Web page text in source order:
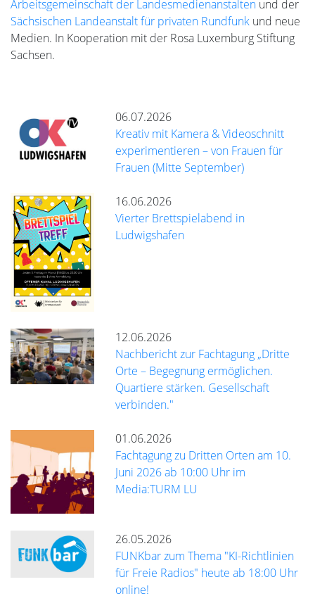
Arbeitsgemeinschaft der Landesmedienanstalten und der
Sächsischen Landeanstalt für privaten Rundfunk und neue
Medien. In Kooperation mit der Rosa Luxemburg Stiftung
Sachsen.
06.07.2026
Kreativ mit Kamera & Videoschnitt
experimentieren – von Frauen für
Frauen (Mitte September)
16.06.2026
Vierter Brettspielabend in
Ludwigshafen
12.06.2026
Nachbericht zur Fachtagung „Dritte
Orte – Begegnung ermöglichen.
Quartiere stärken. Gesellschaft
verbinden."
01.06.2026
Fachtagung zu Dritten Orten am 10.
Juni 2026 ab 10:00 Uhr im
Media:TURM LU
26.05.2026
FUNKbar zum Thema "KI-Richtlinien
für Freie Radios" heute ab 18:00 Uhr
online!